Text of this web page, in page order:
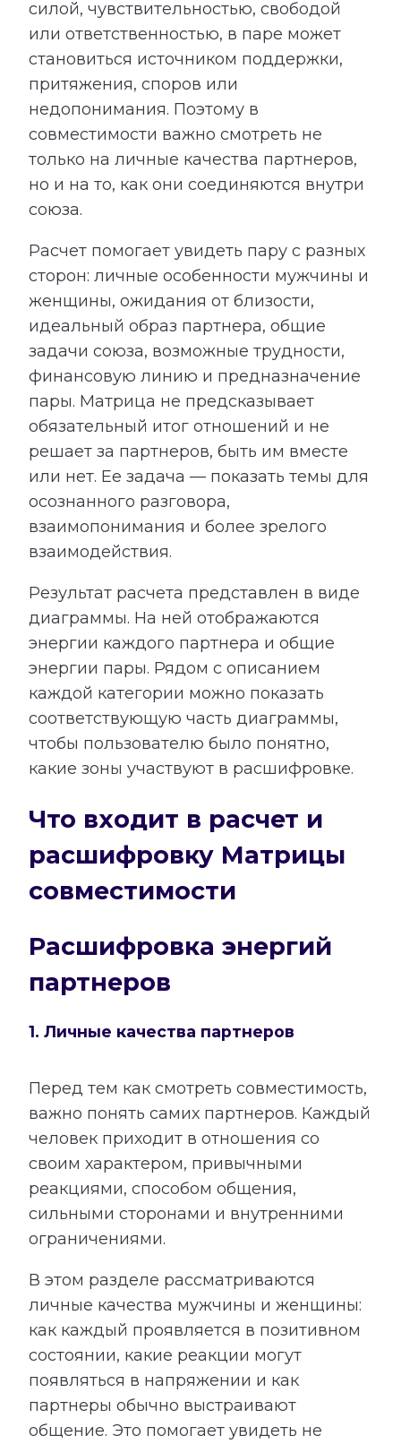
силой, чувствительностью, свободой
или ответственностью, в паре может
становиться источником поддержки,
притяжения, споров или
недопонимания. Поэтому в
совместимости важно смотреть не
только на личные качества партнеров,
но и на то, как они соединяются внутри
союза.
Расчет помогает увидеть пару с разных
сторон: личные особенности мужчины и
женщины, ожидания от близости,
идеальный образ партнера, общие
задачи союза, возможные трудности,
финансовую линию и предназначение
пары. Матрица не предсказывает
обязательный итог отношений и не
решает за партнеров, быть им вместе
или нет. Ее задача — показать темы для
осознанного разговора,
взаимопонимания и более зрелого
взаимодействия.
Результат расчета представлен в виде
диаграммы. На ней отображаются
энергии каждого партнера и общие
энергии пары. Рядом с описанием
каждой категории можно показать
соответствующую часть диаграммы,
чтобы пользователю было понятно,
какие зоны участвуют в расшифровке.
Что входит в расчет и
расшифровку Матрицы
совместимости
Расшифровка энергий
партнеров
1. Личные качества партнеров
Перед тем как смотреть совместимость,
важно понять самих партнеров. Каждый
человек приходит в отношения со
своим характером, привычными
реакциями, способом общения,
сильными сторонами и внутренними
ограничениями.
В этом разделе рассматриваются
личные качества мужчины и женщины:
как каждый проявляется в позитивном
состоянии, какие реакции могут
появляться в напряжении и как
партнеры обычно выстраивают
общение. Это помогает увидеть не